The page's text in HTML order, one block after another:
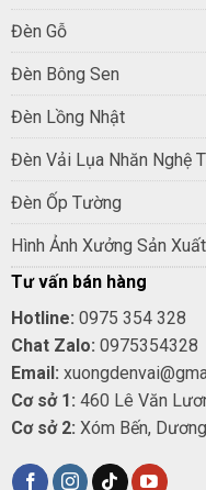
Đèn Gỗ
Đèn Bông Sen
Đèn Lồng Nhật
Đèn Vải Lụa Nhăn Nghệ
Đèn Ốp Tường
Hình Ảnh Xưởng Sản Xuất
Tư vấn bán hàng
Hotline: 0975 354 328
Chat Zalo: 0975354328
Email:
Cơ sở 1: 460 Lê Văn
Cơ sở 2: Xóm Bến,